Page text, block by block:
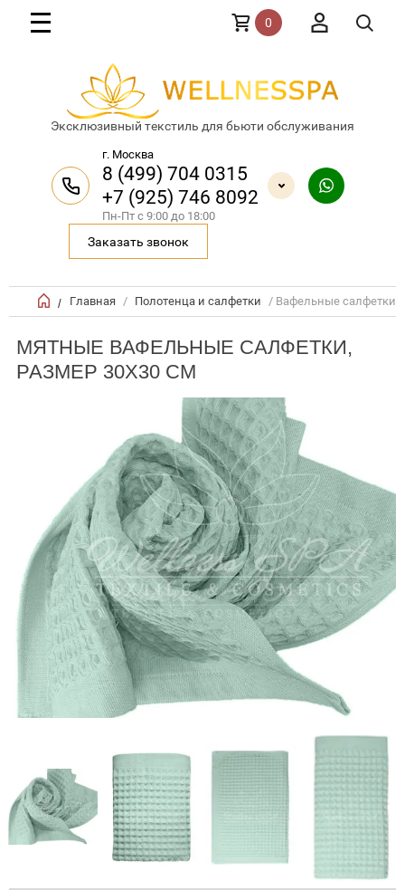
Эксклюзивный текстиль для бьюти обслуживания
г. Москва
8 (499) 704 0315
+7 (925) 746 8092
Пн-Пт с 9:00 до 18:00
Заказать звонок
0
/ Главная / Полотенца и салфетки / Вафельные салфетки
МЯТНЫЕ ВАФЕЛЬНЫЕ САЛФЕТКИ,
РАЗМЕР 30X30 СМ